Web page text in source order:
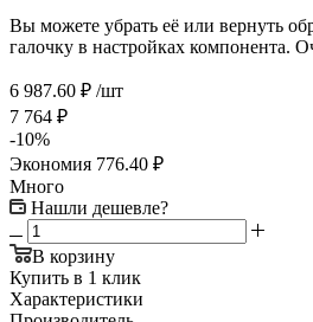
Вы можете убрать её или вернуть
галочку в настройках компонента.
6 987.60 ₽ /шт
7 764 ₽
-10%
Экономия 776.40 ₽
Много
Нашли дешевле?
В корзину
Купить в 1 клик
Характеристики